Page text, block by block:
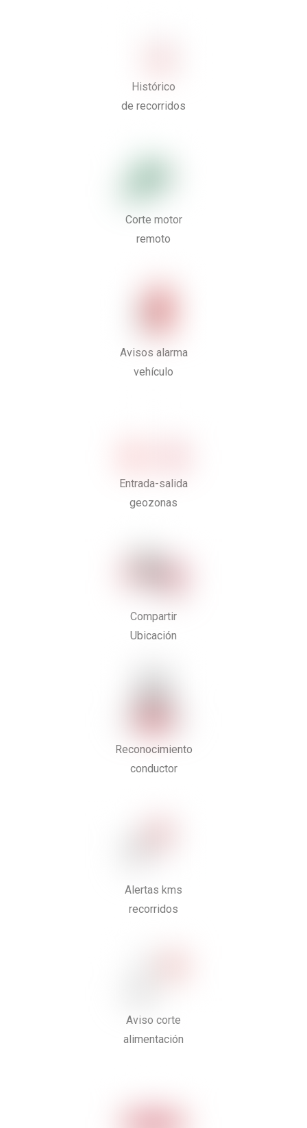
Histórico
de recorridos
Corte motor
remoto
Avisos alarma
vehículo
Entrada-salida
geozonas
Compartir
Ubicación
Reconocimiento
conductor
Alertas kms
recorridos
Aviso corte
alimentación